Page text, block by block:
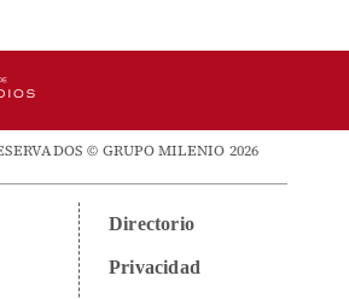
© GRUPO MILENIO 2026
Directorio
Privacidad